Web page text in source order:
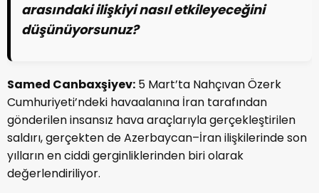
arasındaki ilişkiyi nasıl etkileyeceğini
düşünüyorsunuz?
Samed Canbaxşiyev: 5 Mart’ta Nahçıvan Özerk
Cumhuriyeti’ndeki havaalanına İran tarafından
gönderilen insansız hava araçlarıyla gerçekleştirilen
saldırı, gerçekten de Azerbaycan–İran ilişkilerinde son
yılların en ciddi gerginliklerinden biri olarak
değerlendiriliyor.